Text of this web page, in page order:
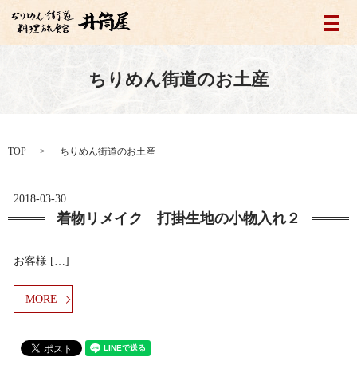
メ
ちりめん街道のお土産
TOP ちりめん街道のお土産
2018-03-30
着物リメイク 打掛生地の小物入れ２
お客様 […]
MORE